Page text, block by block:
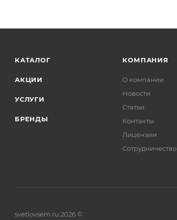
КАТАЛОГ
АКЦИИ
УСЛУГИ
БРЕНДЫ
КОМПАНИЯ
О компании
Новости
Статьи
Контакты
Лицензии
Сотрудничество
svetlovsem.ru 2026 ©